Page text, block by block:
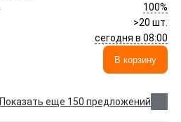
100%
>20 шт.
сегодня в 08:00
В корзину
Показать еще 150 предложений